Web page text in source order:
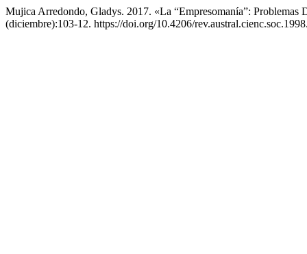
Mujica Arredondo, Gladys. 2017. «La “Empresomanía”: Problemas
(diciembre):103-12. https://doi.org/10.4206/